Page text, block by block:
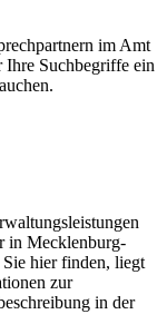
im Amt
Ihre Suchbegriffe ein
in Mecklenburg-
hier finden, liegt
zur
in der